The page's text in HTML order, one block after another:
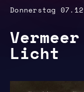
Donnerstag
Licht